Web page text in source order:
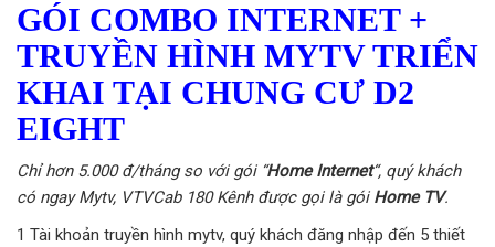
GÓI COMBO INTERNET +
TRUYỀN HÌNH MYTV TRIỂN
KHAI TẠI CHUNG CƯ D2
EIGHT
Chỉ hơn 5.000 đ/tháng so với gói “Home Internet“, quý khách
có ngay Mytv, VTVCab 180 Kênh được gọi là gói Home TV.
1 Tài khoản truyền hình mytv, quý khách đăng nhập đến 5 thiết